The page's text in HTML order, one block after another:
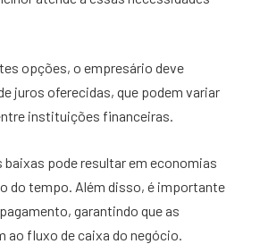
opções, o empresário deve
juros oferecidas, que podem variar
instituições financeiras.
pode resultar em economias
do tempo. Além disso, é importante
garantindo que as
ao fluxo de caixa do negócio.